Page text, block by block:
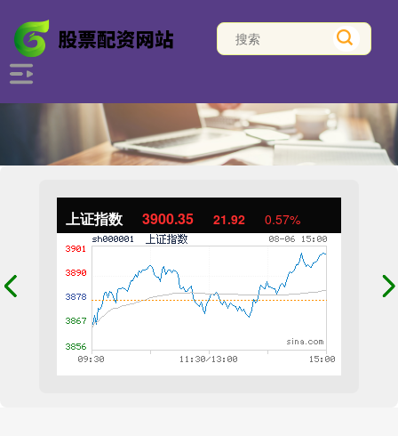
上证指数 3900.35 21.92 0.57%